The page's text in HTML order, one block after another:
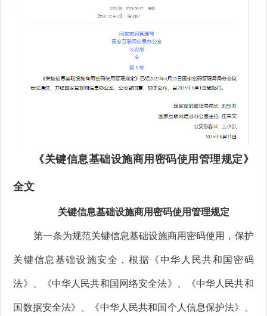
《关键信息基础设施商用密码使用管理规定》
全文
关键信息基础设施商用密码使用管理规定
第一条为规范关键信息基础设施商用密码使用，保护
关键信息基础设施安全，根据《中华人民共和国密码
法》、《中华人民共和国网络安全法》、《中华人民共和
国数据安全法》、《中华人民共和国个人信息保护法》、